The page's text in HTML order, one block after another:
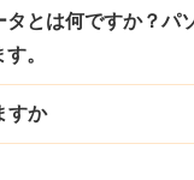
タとは何ですか？パ
。
すか